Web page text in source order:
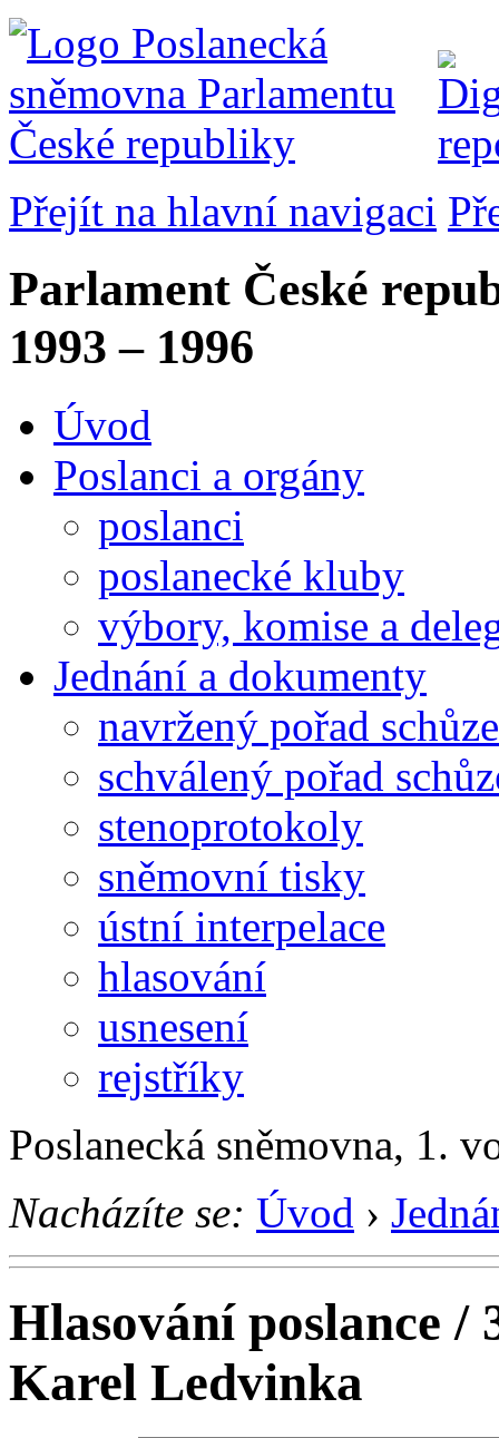
Přejít na hlavní navigaci
Parlament České
1993 – 1996
Úvod
Poslanci a orgány
poslanci
poslanecké kluby
výbory, komise a
Jednání a dokumenty
navržený pořad schůze
schválený pořad
stenoprotokoly
sněmovní tisky
ústní interpelace
hlasování
usnesení
rejstříky
Poslanecká sněmovna, 1.
Nacházíte se: Úvod ›
Hlasování poslance /
Karel Ledvinka